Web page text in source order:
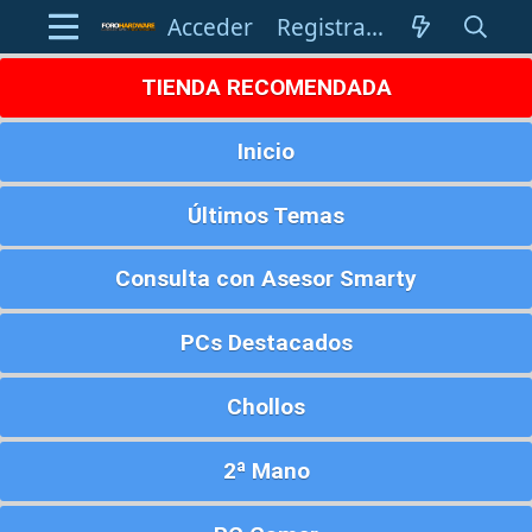
Acceder Registrarse
TIENDA RECOMENDADA
Inicio
Últimos Temas
Consulta con Asesor Smarty
PCs Destacados
Chollos
2ª Mano